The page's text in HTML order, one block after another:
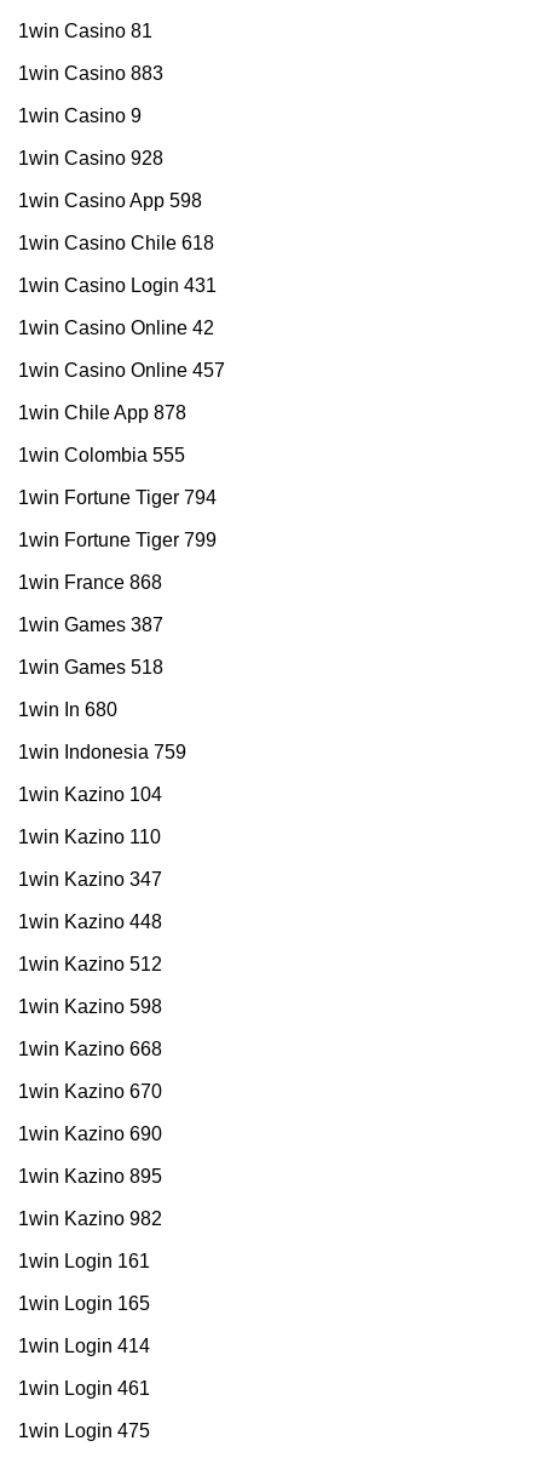
1win Casino 81
1win Casino 883
1win Casino 9
1win Casino 928
1win Casino App 598
1win Casino Chile 618
1win Casino Login 431
1win Casino Online 42
1win Casino Online 457
1win Chile App 878
1win Colombia 555
1win Fortune Tiger 794
1win Fortune Tiger 799
1win France 868
1win Games 387
1win Games 518
1win In 680
1win Indonesia 759
1win Kazino 104
1win Kazino 110
1win Kazino 347
1win Kazino 448
1win Kazino 512
1win Kazino 598
1win Kazino 668
1win Kazino 670
1win Kazino 690
1win Kazino 895
1win Kazino 982
1win Login 161
1win Login 165
1win Login 414
1win Login 461
1win Login 475